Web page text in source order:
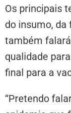
Os principais
do insumo, da
também
qualidade
final para a
“Pretendo